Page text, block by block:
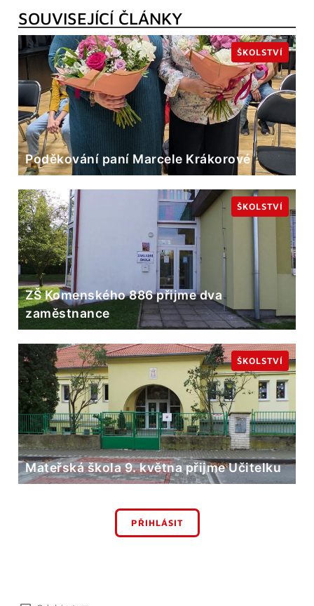
SOUVISEJÍCÍ ČLÁNKY
Poděkování paní Marcele Krákorové
ŠKOLSTVÍ
ZŠ Komenského 886 přijme dva
zaměstnance
ŠKOLSTVÍ
Mateřská škola 9. května přijme Učitelku
ŠKOLSTVÍ
PŘIHLÁSIT